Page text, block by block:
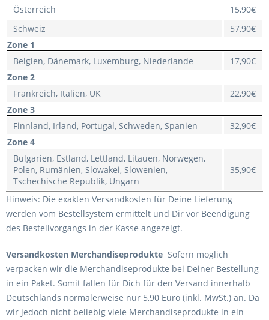
Österreich
15,90€
Schweiz
57,90€
Zone 1
Belgien, Dänemark, Luxemburg, Niederlande
17,90€
Zone 2
Frankreich, Italien, UK
22,90€
Zone 3
Finnland, Irland, Portugal, Schweden, Spanien
32,90€
Zone 4
Bulgarien, Estland, Lettland, Litauen, Norwegen,
Polen, Rumänien, Slowakei, Slowenien,
Tschechische Republik, Ungarn
35,90€
Hinweis: Die exakten Versandkosten für Deine Lieferung
werden vom Bestellsystem ermittelt und Dir vor Beendigung
des Bestellvorgangs in der Kasse angezeigt.
Versandkosten Merchandiseprodukte Sofern möglich
verpacken wir die Merchandiseprodukte bei Deiner Bestellung
in ein Paket. Somit fallen für Dich für den Versand innerhalb
Deutschlands normalerweise nur 5,90 Euro (inkl. MwSt.) an. Da
wir jedoch nicht beliebig viele Merchandiseprodukte in ein